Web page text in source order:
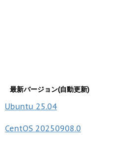
最新バージョン(自動更新)
Ubuntu 25.04
CentOS 20250908.0